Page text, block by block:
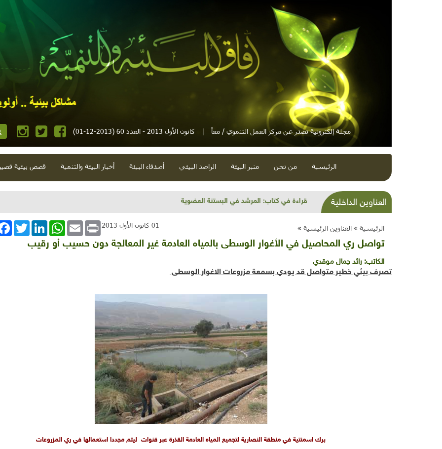
مجلة إلكترونية تصدر عن مركز العمل التنموي / معاً | كانون الأول 2013 - العدد 60 (2013-12-01)
الرئيسية من نحن منبر البيئة الراصد البيئي أصدقاء البيئة أخبار البيئة والتنمية قصص بيئية
العناوين الداخلية الطعام التراثي الموسمي: الزعرور
الرئيسية » العناوين الرئيسية »
TwitterLinkedInWhatsApp Email Print 01 كانون الأول 2013
تواصل ري المحاصيل في الأغوار الوسطى بالمياه العادمة غير المعالجة دون حسيب أو رقيب
الكاتب: رائد جمال موقدي
تصرف بيئي خطير متواصل قد يودي بسمعة مزروعات الاغوار الوسطى
برك اسمنتية في منطقة النصارية لتجميع المياه العادمة القذرة عبر قنوات ليتم مجددا استعمالها في ري المزروعات